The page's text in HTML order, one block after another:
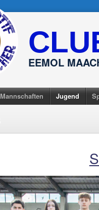
EEMOL
Mannschaften Jugend